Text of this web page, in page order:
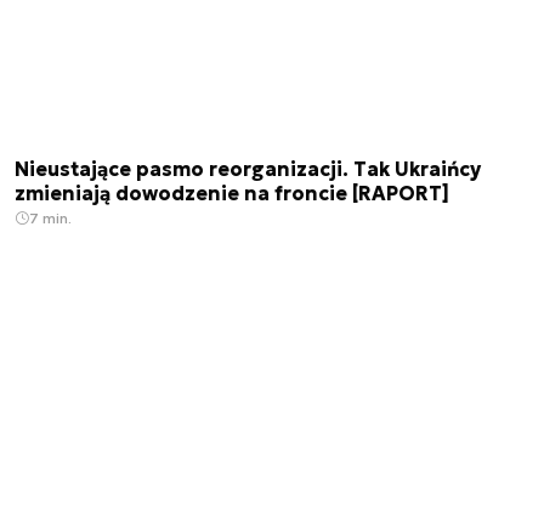
Nieustające pasmo reorganizacji. Tak Ukraińcy
zmieniają dowodzenie na froncie [RAPORT]
7 min.